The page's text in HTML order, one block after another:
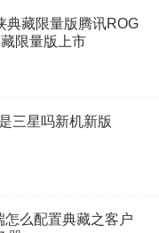
典藏限量版腾讯ROG
限量版上市
三星吗新机新版
么配置典藏之客户